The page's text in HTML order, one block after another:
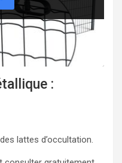
:
lattes d’occultation.